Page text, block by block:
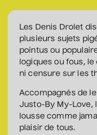
•
30 août
Salle
Après-
• Ga-
2
Salle
Les Denis Drolet
plusieurs sujets
pointus ou
logiques ou fous,
ni censure sur les
Accompagnés de
Justo-By My-Love,
lousse comme
plaisir de tous.